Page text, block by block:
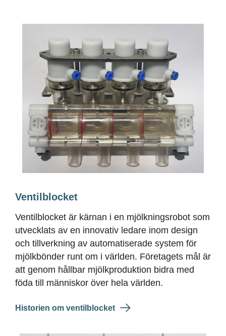
Ventilblocket
Ventilblocket är kärnan i en mjölkningsrobot som
utvecklats av en innovativ ledare inom design
och tillverkning av automatiserade system för
mjölkbönder runt om i världen. Företagets mål är
att genom hållbar mjölkproduktion bidra med
föda till människor över hela världen.
Historien om ventilblocket